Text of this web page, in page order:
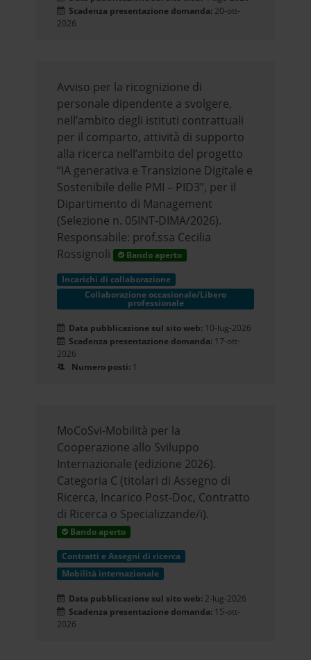
Scadenza presentazione domanda: 20-ott-
2026
Avviso per la ricognizione di
personale dipendente a svolgere,
nell’ambito degli istituti contrattuali
per il comparto, attività di supporto
alla ricerca nell’ambito del progetto
“IA generativa e Transizione Digitale e
Sostenibile delle PMI – PID3”, per il
Dipartimento di Management
(Selezione n. 05INT-DIMA/2026).
Responsabile: prof.ssa Cecilia
Rossignoli
Bando aperto
Incarichi di collaborazione
Collaborazione occasionale/Libero
professionale
Data pubblicazione sul sito web: 10-lug-2026
Scadenza presentazione domanda: 17-ott-
2026
Numero posti: 1
MoCoSvi-Mobilità per la
Cooperazione allo Sviluppo
Internazionale (edizione 2026).
Categoria C (titolari di Assegno di
Ricerca, Incarico Post-Doc, Contratto
di Ricerca o Specializzande/i).
Bando aperto
Contratti e Assegni di ricerca
Mobilità internazionale
Data pubblicazione sul sito web: 2-lug-2026
Scadenza presentazione domanda: 15-ott-
2026